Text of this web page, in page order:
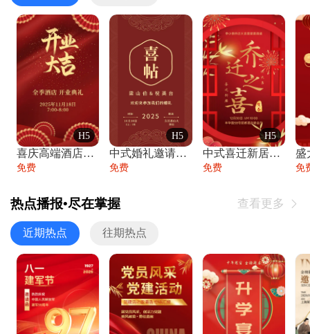
H5
喜庆高端酒店开业大吉邀请函
免费
H5
中式婚礼邀请函中国风传统复古婚礼请柬请帖
免费
H5
中式喜迁新居乔迁之喜邀请函宴会请帖
免费 免
热点播报•尽在掌握 查看更多 
近期热点 往期热点